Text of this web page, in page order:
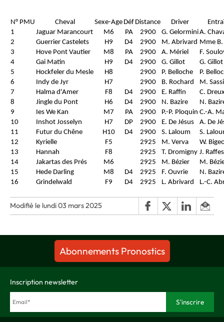
N° PMU Cheval Sexe-Age Déf Distance Driver
1
Jaguar Marancourt M6 PA 2900 G. GelorminiA.
2
Guerrier Castelets H9 D4 2900 M. Abrivard Mme
3
Hove Pont Vautier M8 PA 2900 A. Mériel
F.
4
Gai Matin H9 D4 2900 G. Gillot
G. Gillot
5
Hockfeler du Mesle H8 2900 P. Belloche
P.
6
Indy de Jyr H7 2900 B. Rochard
M.
7
Halma d'Amer F8 D4 2900 E. Raffin
C.
8
Jingle du Pont H6 D4 2900 N. Bazire
N.
9
Ies We Kan M7 PA 2900 P.-P. Ploquin C.-A.
10
Inshot Josselyn H7 DP 2900 E. De Jésus
A. De
11
Futur du Chêne H10 D4 2900 S. Laloum
S.
12
Kyrielle F5 2925 M. Verva
W.
13
Hannah F8 2925 T. Dromigny J.
14
Jakartas des Prés M6 2925 M. Bézier
M.
15
Hede Darling M8 D4 2925 F. Ouvrie
N.
16
Grindelwald F9 D4 2925 L. Abrivard L.-C.
Modifié le lundi 03 mars 2025
Abonnements Pronostics
Inscription newsletter